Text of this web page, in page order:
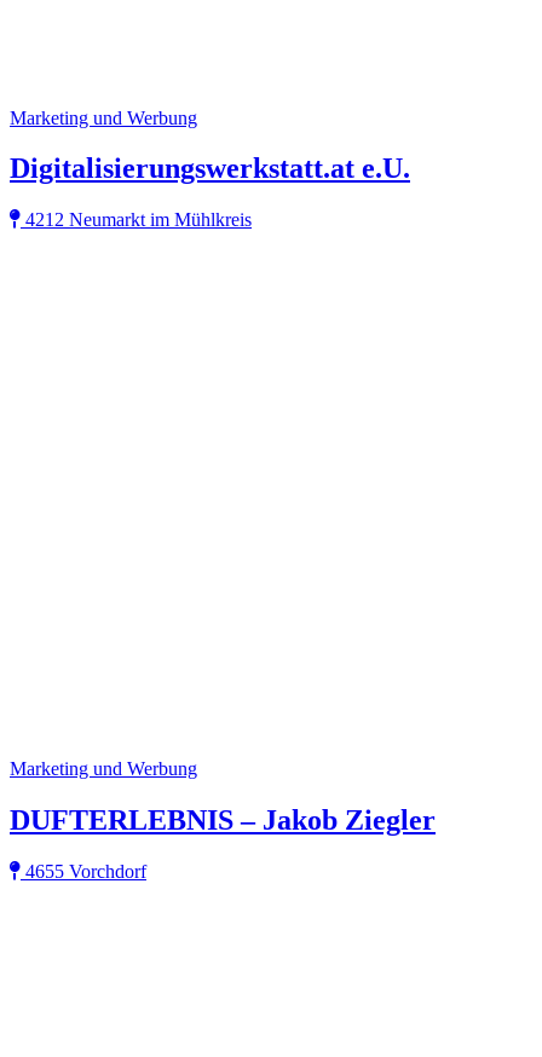
Marketing und Werbung
Digitalisierungswerkstatt.at e.U.
4212 Neumarkt im Mühlkreis
Marketing und Werbung
DUFTERLEBNIS – Jakob Ziegler
4655 Vorchdorf